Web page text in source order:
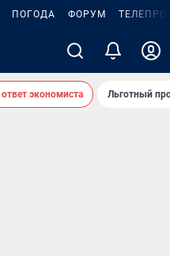
ПОГОДА ФОРУМ
экономиста Льготный